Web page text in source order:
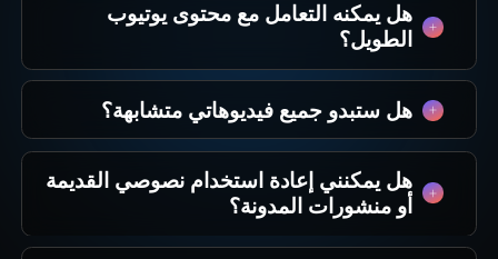
التصدير. يعمل Magiclight AI كمنشئ فيديو يوتيوب
بالذكاء الاصطناعي بينما تركز أنت على الأفكار.
هل يمكنه التعامل مع محتوى يوتيوب
الطويل؟
نعم. يدعم Magiclight AI النصوص الطويلة ويحافظ
على إيقاع ثابت عبر الحلقات الكاملة. يساعدك على
إنشاء فيديوهات معمقة تصل إلى 50 دقيقة دون
الحاجة لأدوات إضافية.
هل ستبدو جميع فيديوهاتي متشابهة؟
يمكنك اختيار الأنماط والأصوات والهياكل حسب أنواع
المحتوى المختلفة. يتيح لك Magiclight AI الحفاظ
على هوية ونبرة مميزة لكل سلسلة.
هل يمكنني إعادة استخدام نصوصي القديمة
أو منشورات المدونة؟
نعم. يمكنك لصق النص الحالي وتقسيم الأقسام إلى